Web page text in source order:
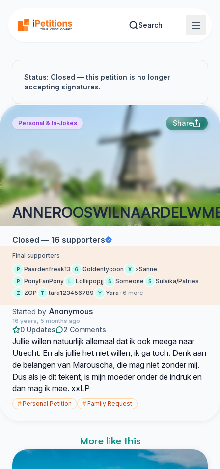
Search
Status: Closed — this petition is no longer
accepting signatures.
Personal & In-Jokes Share
Closed — 16 supporters
Final supporters
P Paardenfreak13 G Goldentycoon X xSanne.
P PonyFanPony L Lolliipopjj S Someone S Sulaika/Patries
Z ZOP T tara123456789 Y Yara+6 more
Started by Anonymous
16 years, 5 months ago
0 Updates 2 Comments
Jullie willen natuurlijk allemaal dat ik ook meega naar
Utrecht. En als jullie het niet willen, ik ga toch. Denk aan
de belangen van Marouscha, die mag niet zonder mij.
Dus als je dit tekent, is mijn moeder onder de indruk en
dan mag ik mee. xxLP
#Personal Petition #Family Request
More like this